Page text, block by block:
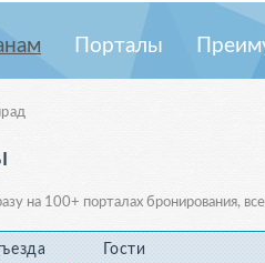
Порталы
на 100+ порталах бронирования,
Гости